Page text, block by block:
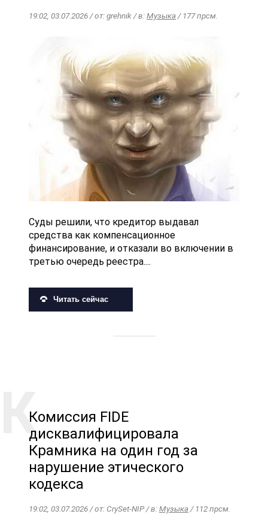
19:02, 03.07.2026 / от: grehnik / в:Музыка/ 177 прсм.
Суды решили, что кредитор выдавал
средства как компенсационное
финансирование, и отказали во включении в
третью очередь реестра....
Читать сейчас
Комиссия FIDE
дисквалифицировала
Крамника на один год за
нарушение этического
кодекса
19:02, 03.07.2026 / от: CrySet-NIP / в:Музыка/ 112 прсм.